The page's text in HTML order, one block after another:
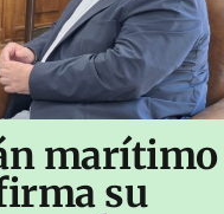
marítimo
su